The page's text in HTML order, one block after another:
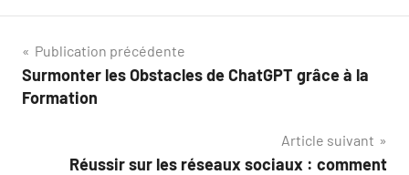
Navigation
de
Publication précédente
Surmonter les Obstacles de ChatGPT grâce à la
Formation
Article suivant
Réussir sur les réseaux sociaux : comment